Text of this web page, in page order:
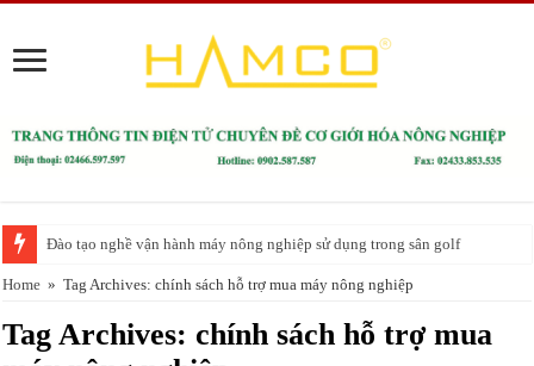
Đào tạo nghề vận hành máy nông nghiệp sử dụng trong sân golf
Home » Tag Archives: chính sách hỗ trợ mua máy nông nghiệp
Tag Archives: chính sách hỗ trợ mua